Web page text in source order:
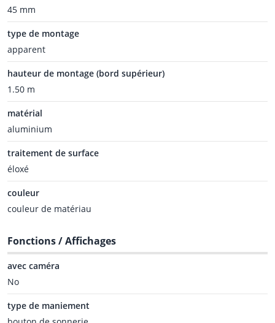
45 mm
type de montage
apparent
hauteur de montage (bord supérieur)
1.50 m
matérial
aluminium
traitement de surface
éloxé
couleur
couleur de matériau
Fonctions / Affichages
avec caméra
No
type de maniement